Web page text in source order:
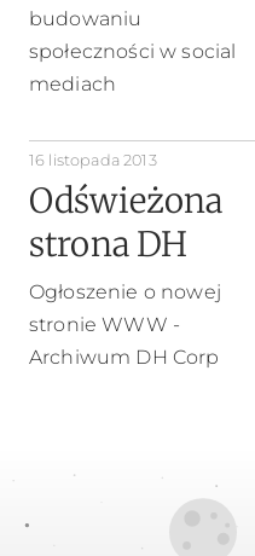
budowaniu
społeczności w social
mediach
16 listopada 2013
Odświeżona
strona DH
Ogłoszenie o nowej
stronie WWW -
Archiwum DH Corp